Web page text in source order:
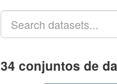
34 conjuntos de